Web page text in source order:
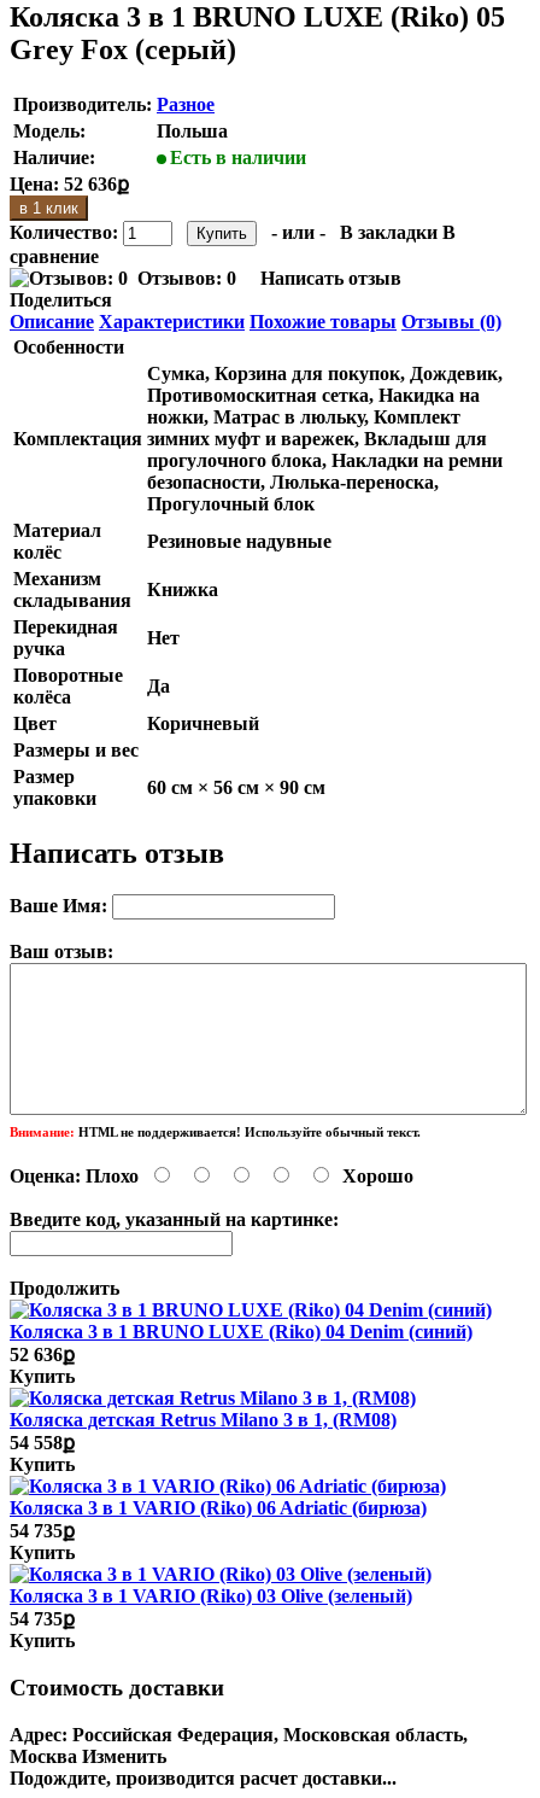
Коляска 3 в 1 BRUNO LUXE (Riko) 05
Grey Fox (серый)
Производитель: Разное
Модель:
Польша
Наличие:
Есть в наличии
Цена: 52 636ք
в 1 клик
Количество: - или - В закладки В
сравнение
Отзывов: 0
Написать отзыв
Поделиться
Описание Характеристики Похожие товары Отзывы (0)
Особенности
Комплектация
Сумка, Корзина для покупок, Дождевик,
Противомоскитная сетка, Накидка на
ножки, Матрас в люльку, Комплект
зимних муфт и варежек, Вкладыш для
прогулочного блока, Накладки на ремни
безопасности, Люлька-переноска,
Прогулочный блок
Материал
колёс
Резиновые надувные
Механизм
складывания
Книжка
Перекидная
ручка
Нет
Поворотные
колёса
Да
Цвет
Коричневый
Размеры и вес
Размер
упаковки
60 см × 56 см × 90 см
Написать отзыв
Ваше Имя:
Ваш отзыв:
Внимание: HTML не поддерживается! Используйте обычный текст.
Оценка: Плохо Хорошо
Введите код, указанный на картинке:
Продолжить
Коляска 3 в 1 BRUNO LUXE (Riko) 04 Denim (синий)
52 636ք
Купить
Коляска детская Retrus Milano 3 в 1, (RM08)
54 558ք
Купить
Коляска 3 в 1 VARIO (Riko) 06 Adriatic (бирюза)
54 735ք
Купить
Коляска 3 в 1 VARIO (Riko) 03 Olive (зеленый)
54 735ք
Купить
Стоимость доставки
Адрес: Российская Федерация, Московская область,
Москва Изменить
Подождите, производится расчет доставки...